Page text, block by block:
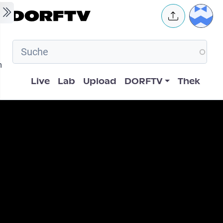
Skip to main content User
Hauptnavigation
Live Lab Upload DORFTV Thek